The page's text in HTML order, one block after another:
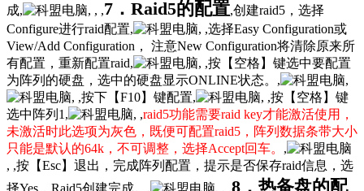
成, , , ,7．Raid5的配置,创建raid5，选择
Configure进行raid配置,
, ,选择Easy Configuration或
View/Add Configuration， 注意New Configuration将清除原来所
有配置，重新配置raid,
, ,按【空格】键选中要配置
为阵列的硬盘，选中的硬盘显示ONLINE状态。,
,
, ,按下【F10】键配置,
, ,按【空格】键
选中阵列1,
, ,raid5功能需要raid key才能激活使用，
未激活时此选项为灰色，既便可配置raid5，阵列数据条带大小
只能是默认的64k，不可调整，选择Accept回车。 ,
, ,按【Esc】退出，完成阵列配置，提示是否保存raid信息，选
择Yes，Raid5创建完成。,
, , ,8．热备盘的配